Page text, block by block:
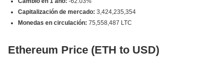
Capitalización de mercado: 3,424,235,354
Monedas en circulación: 75,558,487 LTC
Ethereum Price (ETH to USD)